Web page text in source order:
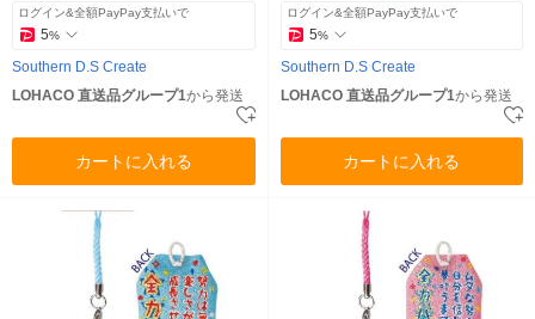
ログイン&全額PayPay支払いで
5%
Southern D.S Create
LOHACO 直送品グループ1から発送
カートに入れる
ログイン&全額PayPay支払いで
5%
Southern D.S Create
LOHACO 直送品グループ1から発送
カートに入れる